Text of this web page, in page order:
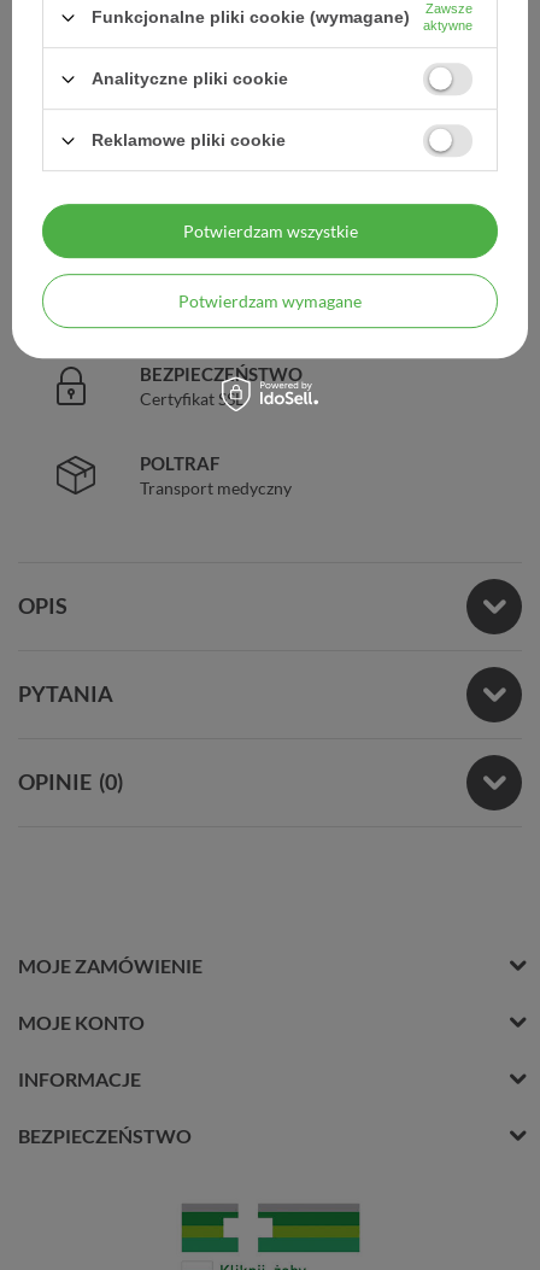
Kod produktu:3337875492799
DARMOWA DOSTAWA
Już od 149 zł !
98% zadowolonych klientów
BEZPIECZEŃSTWO
Certyfikat SSL
POLTRAF
Transport medyczny
OPIS
PYTANIA
OPINIE (0)
MOJE ZAMÓWIENIE
MOJE KONTO
INFORMACJE
BEZPIECZEŃSTWO
Funkcjonalne pliki cookie (wymagane)
Zawsze
aktywne
Analityczne pliki cookie
Reklamowe pliki cookie
Potwierdzam wymagane
Potwierdzam wszystkie